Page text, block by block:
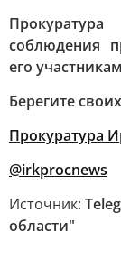
соблюдения
его
Берегите
Прокуратура
@irkprocnews
Источник:
области"